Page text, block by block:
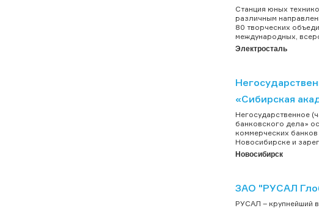
Станция юных
различным
80 творческих
международных,
Электросталь
«Сибирская
Негосударственное
банковского дела»
коммерческих
Новосибирске и
Новосибирск
ЗАО "РУСАЛ
РУСАЛ – крупнейший